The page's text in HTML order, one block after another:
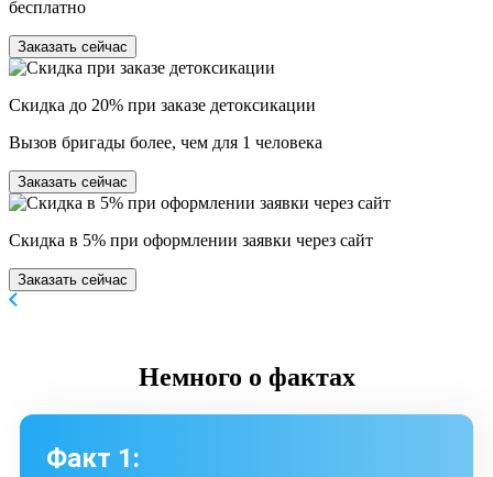
бесплатно
Заказать сейчас
Скидка до 20% при заказе детоксикации
Вызов бригады более, чем для 1 человека
Заказать сейчас
Скидка в 5% при оформлении заявки через сайт
Заказать сейчас
Немного о фактах
Факт 1: